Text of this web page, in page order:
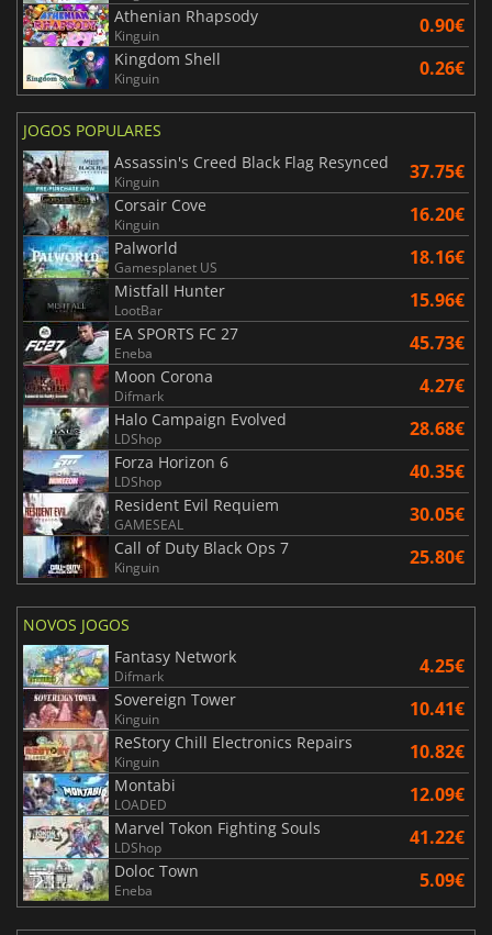
Athenian Rhapsody
Kinguin 0.90€
Kingdom Shell
Kinguin 0.26€
JOGOS POPULARES
Assassin's Creed Black Flag Resynced
Kinguin 37.75€
Corsair Cove
Kinguin 16.20€
Palworld
Gamesplanet US 18.16€
Mistfall Hunter
LootBar 15.96€
EA SPORTS FC 27
Eneba 45.73€
Moon Corona
Difmark 4.27€
Halo Campaign Evolved
LDShop 28.68€
Forza Horizon 6
LDShop 40.35€
Resident Evil Requiem
GAMESEAL 30.05€
Call of Duty Black Ops 7
Kinguin 25.80€
NOVOS JOGOS
Fantasy Network
Difmark 4.25€
Sovereign Tower
Kinguin 10.41€
ReStory Chill Electronics Repairs
Kinguin 10.82€
Montabi
LOADED 12.09€
Marvel Tokon Fighting Souls
LDShop 41.22€
Doloc Town
Eneba 5.09€